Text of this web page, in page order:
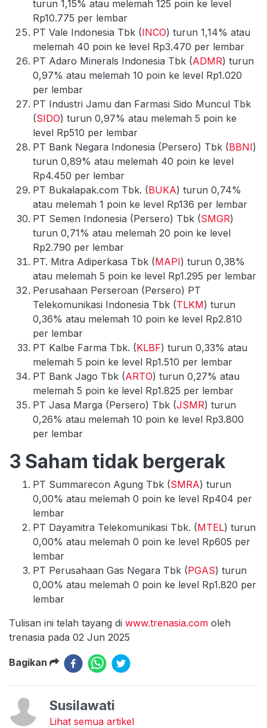
turun 1,15% atau melemah 125 poin ke level
Rp10.775 per lembar
PT Vale Indonesia Tbk (INCO) turun 1,14% atau
melemah 40 poin ke level Rp3.470 per lembar
PT Adaro Minerals Indonesia Tbk (ADMR) turun
0,97% atau melemah 10 poin ke level Rp1.020
per lembar
PT Industri Jamu dan Farmasi Sido Muncul Tbk
(SIDO) turun 0,97% atau melemah 5 poin ke
level Rp510 per lembar
PT Bank Negara Indonesia (Persero) Tbk (BBNI)
turun 0,89% atau melemah 40 poin ke level
Rp4.450 per lembar
PT Bukalapak.com Tbk. (BUKA) turun 0,74%
atau melemah 1 poin ke level Rp136 per lembar
PT Semen Indonesia (Persero) Tbk (SMGR)
turun 0,71% atau melemah 20 poin ke level
Rp2.790 per lembar
PT. Mitra Adiperkasa Tbk (MAPI) turun 0,38%
atau melemah 5 poin ke level Rp1.295 per lembar
Perusahaan Perseroan (Persero) PT
Telekomunikasi Indonesia Tbk (TLKM) turun
0,36% atau melemah 10 poin ke level Rp2.810
per lembar
PT Kalbe Farma Tbk. (KLBF) turun 0,33% atau
melemah 5 poin ke level Rp1.510 per lembar
PT Bank Jago Tbk (ARTO) turun 0,27% atau
melemah 5 poin ke level Rp1.825 per lembar
PT Jasa Marga (Persero) Tbk (JSMR) turun
0,26% atau melemah 10 poin ke level Rp3.800
per lembar
3 Saham tidak bergerak
PT Summarecon Agung Tbk (SMRA) turun
0,00% atau melemah 0 poin ke level Rp404 per
lembar
PT Dayamitra Telekomunikasi Tbk. (MTEL) turun
0,00% atau melemah 0 poin ke level Rp605 per
lembar
PT Perusahaan Gas Negara Tbk (PGAS) turun
0,00% atau melemah 0 poin ke level Rp1.820 per
lembar
Tulisan ini telah tayang di www.trenasia.com oleh
trenasia pada 02 Jun 2025
Bagikan
Susilawati
Lihat semua artikel